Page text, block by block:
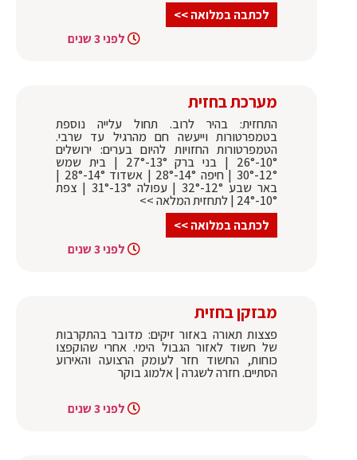
לכתבה במלואה >>
לפני 3 שנים
מערכת בחזית
התחזית: בהיר לרוב. תחול עלייה נוספת
בטמפרטורות וייעשה חם מהרגיל עד שרבי.
הטמפרטורות החזויות להיום בערים: ירושלים
10°-26° | בני ברק 13°-27° | בית שמש
12°-30° | חיפה 14°-28° | אשדוד 14°-28° |
באר שבע 12°-32° | עפולה 13°-31° | צפת
10°-24° | לתחזית המלאה >>
לכתבה במלואה >>
לפני 3 שנים
מבזקן בחזית
פצצות תאורה באזור זיקים: מדובר בהתקרבות
של חשוד לאזור הגבול הימי. אחרי שהוקפצו
כוחות, החשוד חזר לעומק הרצועה והאירוע
הסתיים. חזרה לשגרה | אלמוג בוקר
לפני 3 שנים